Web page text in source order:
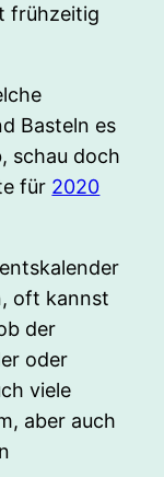
frühzeitig
Basteln es
schau doch
für 2020
oft kannst
der
oder
viele
aber auch